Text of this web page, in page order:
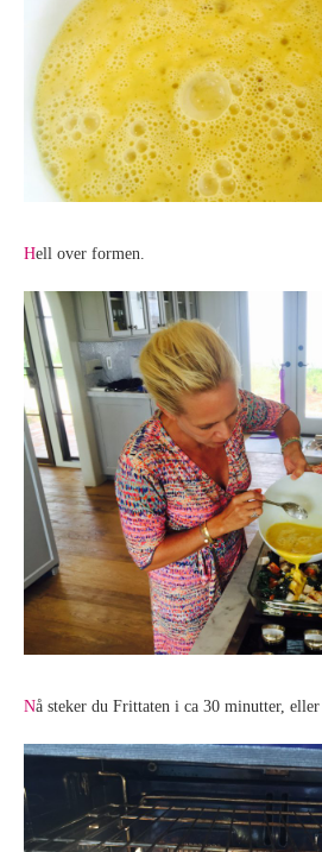
Hell over formen.
Nå steker du Frittaten i ca 30 minutter,